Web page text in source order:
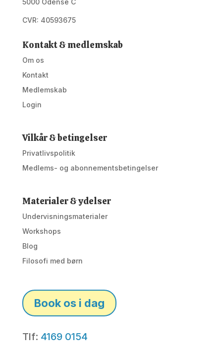
5000 Odense C
CVR: 40593675
Kontakt & medlemskab
Om os
Kontakt
Medlemskab
Login
Vilkår & betingelser
Privatlivspolitik
Medlems- og abonnementsbetingelser
Materialer & ydelser
Undervisningsmaterialer
Workshops
Blog
Filosofi med børn
Book os i dag
Tlf: 4169 0154